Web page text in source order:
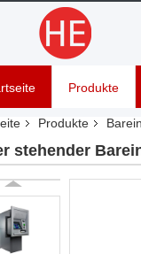
Produkte
Produkte
stehender